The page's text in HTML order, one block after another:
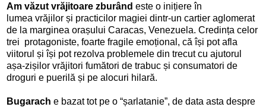
Am văzut vrăjitoare zburând este o inițiere în
lumea vrăjilor și practicilor magiei dintr-un cartier aglomerat
de la marginea orașului Caracas, Venezuela. Credința celor
trei protagoniste, foarte fragile emoțional, că își pot afla
viitorul și își pot rezolva problemele din trecut cu ajutorul
așa-zișilor vrăjitori fumători de trabuc și consumatori de
droguri e puerilă și pe alocuri hilară.
Bugarach e bazat tot pe o “șarlatanie”, de data asta despre